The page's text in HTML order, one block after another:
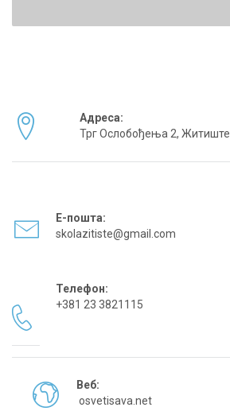
Адреса:
Трг Ослобођења 2, Житиште
Е-пошта:
skolazitiste@gmail.com
Телефон:
+381 23 3821115
Веб:
osvetisava.net